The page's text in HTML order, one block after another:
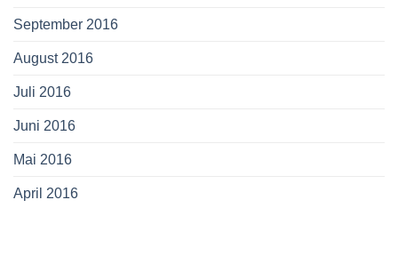
September 2016
August 2016
Juli 2016
Juni 2016
Mai 2016
April 2016